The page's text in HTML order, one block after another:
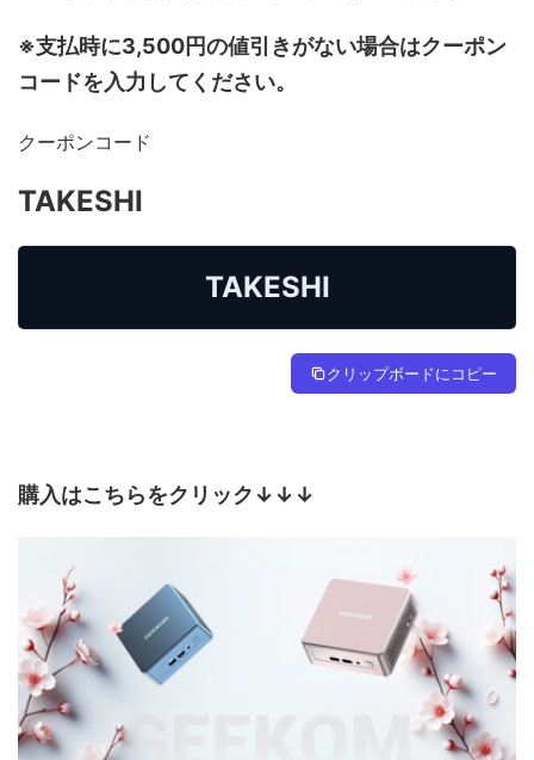
※支払時に3,500円の値引きがない場合はクーポン
コードを入力してください。
クーポンコード
TAKESHI
TAKESHI
クリップボードにコピー
購入はこちらをクリック↓↓↓